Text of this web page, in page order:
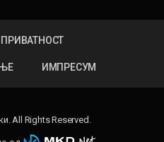
ИМПРЕСУМ
All Rights Reserved.